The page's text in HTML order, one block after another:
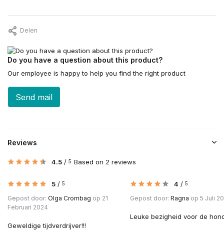
Delen
Do you have a question about this product?
Our employee is happy to help you find the right product
Send mail
Reviews
4.5 / 5 Based on 2 reviews
5 / 5
Gepost door: Olga Crombag op 21
Februari 2024
Geweldige tijdverdrijver!!!
4 / 5
Gepost door: Ragna op 5 Juli
Leuke bezigheid voor de